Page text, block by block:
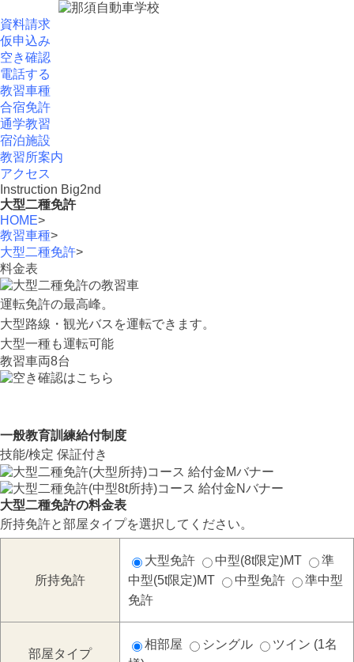
資料請求
仮申込み
空き確認
電話する
教習車種
合宿免許
通学教習
宿泊施設
教習所案内
アクセス
Instruction Big2nd
大型二種免許
HOME>
教習車種>
大型二種免許>
料金表
運転免許の最高峰。
大型路線・観光バスを運転できます。
大型一種も運転可能
教習車両8台
一般教育訓練給付制度
技能/検定 保証付き
大型二種免許の料金表
所持免許と部屋タイプを選択してください。
所持免許
大型免許 中型(8t限定)MT
準
中型(5t限定)MT
中型免許
準中型
免許
部屋タイプ
相部屋 シングル ツイン (1名